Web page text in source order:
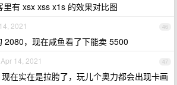
里有 xsx xss x1s 的效果对比图
46
2021
2080，现在咸鱼看了下能卖 5500
47
Apr 14, 2021
在实在是拉胯了，玩儿个奥力都会出现卡画